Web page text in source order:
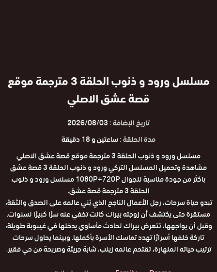
مسلسل ورود و ذنوب الحلقة 3 مترجمة موقع
قصة عشق الاصلي
تاريخ الإضافة :2026/08/03
مدة الحلقة :ساعتين و 18 دقيقة
مسلسل ورود و ذنوب الحلقة 3 مترجمة موقع قصة عشق الاصلي
مشاهدة وتحميل المسلسل التركي ورود و ذنوب الحلقة 3 قصة عشق
باكثر من جودة مناسبة للجوال 1080P+720P مسلسل ورود و ذنوب
الحلقة 3 مترجمة قصة عشق.
تبدو حياة سرحات، رجل الأعمال الناجح الذي بُني عالمه على الصدق والثقة،
مستقرة حتى يكتشف أن زوجته بيراك كانت تخفي عنه سرًا كبيرًا لسنوات.
وقبل أن يواجهها، تتعرض بيراك لحادث مأساوي يدخلها في غيبوبة طويلة،
تاركة خلفها أسرارًا تهدد تماسك الأسرة بأكملها. وبينما يحاول سرحات
ترتيب حياته المنهارة، تقتحم عالمه زينب، شابة جريئة وصريحة من حي فقير.